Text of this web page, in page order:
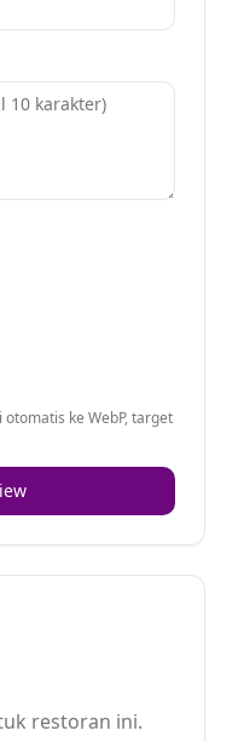
otomatis ke WebP, target
restoran ini.